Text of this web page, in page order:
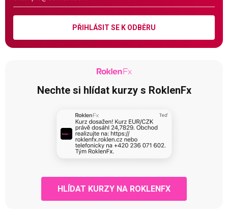
PŘIHLÁSIT SE K ODBĚRU
Nechte si hlídat kurzy s RoklenFx
HLÍDAT KURZY NA ROKLENFX